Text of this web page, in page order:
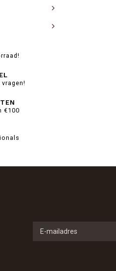
€100